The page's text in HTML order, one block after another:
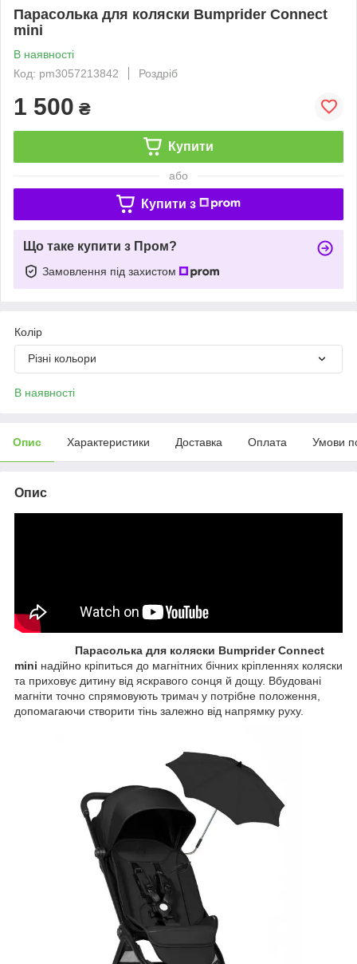
Парасолька для коляски Bumprider Connect
mini
В наявності
Код: pm3057213842
Роздріб
1 500 ₴
Купити
або
Купити з
Що таке купити з Пром?
Замовлення під захистом
Колір
Різні кольори
В наявності
Опис Характеристики Доставка Оплата Умови
Опис
Парасолька для коляски Bumprider Connect
mini надійно кріпиться до магнітних бічних кріпленнях коляски
та приховує дитину від яскравого сонця й дощу. Вбудовані
магніти точно спрямовують тримач у потрібне положення,
допомагаючи створити тінь залежно від напрямку руху.